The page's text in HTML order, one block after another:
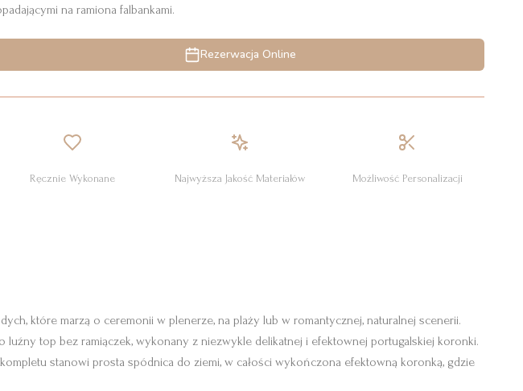
na ramiona falbankami.
Rezerwacja Online
Ręcznie Wykonane Najwyższa Jakość Materiałów Możliwość Personalizacji
które marzą o ceremonii w plenerze, na plaży lub w romantycznej, naturalnej scenerii.
top bez ramiączek, wykonany z niezwykle delikatnej i efektownej portugalskiej koronki.
stanowi prosta spódnica do ziemi, w całości wykończona efektowną koronką, gdzie